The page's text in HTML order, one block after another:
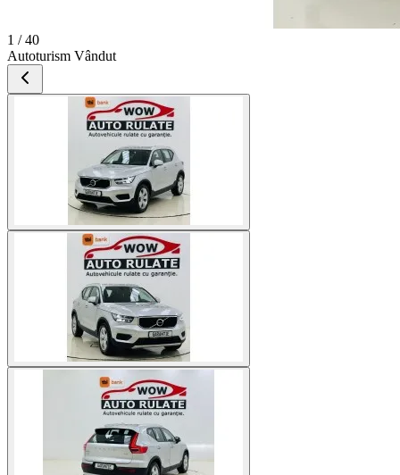
1 / 40
Autoturism Vândut